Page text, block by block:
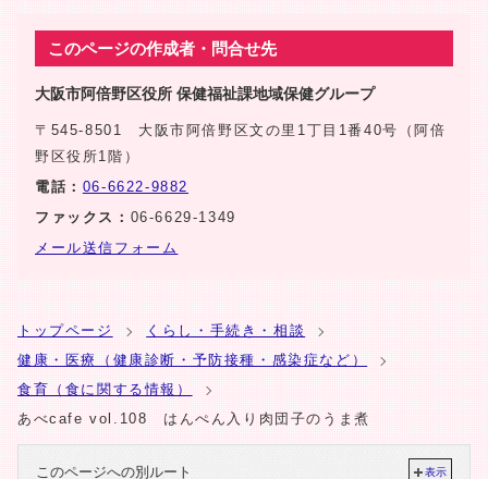
このページの作成者・問合せ先
大阪市阿倍野区役所 保健福祉課地域保健グループ
〒545-8501 大阪市阿倍野区文の里1丁目1番40号（阿倍
野区役所1階）
電話： 06-6622-9882
ファックス： 06-6629-1349
メール送信フォーム
トップページ
くらし・手続き・相談
健康・医療（健康診断・予防接種・感染症など）
食育（食に関する情報）
あべcafe vol.108 はんぺん入り肉団子のうま煮
このページへの別ルート 表示